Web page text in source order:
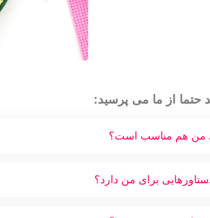
حتما از ما می پرسید:
من هم مناسب است؟
برای من دارد؟